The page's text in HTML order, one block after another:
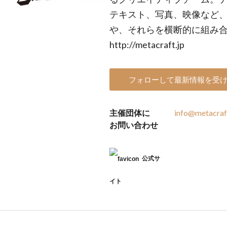
テキスト、写真、映像など
や、それらを横断的に組み
http://metacraft.jp
フォローして最新情報を受
主催団体に
お問い合わせ
公式サ
イト